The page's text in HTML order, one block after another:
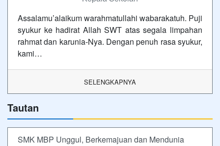
Assalamu’alaikum warahmatullahi wabarakatuh. Puji
syukur ke hadirat Allah SWT atas segala limpahan
rahmat dan karunia-Nya. Dengan penuh rasa syukur,
kami…
SELENGKAPNYA
Tautan
SMK MBP Unggul, Berkemajuan dan Mendunia